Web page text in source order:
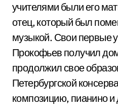
учителями были его
отец, который был
музыкой. Свои первые
Прокофьев получил
продолжил свое
Петербургской
композицию, пианино